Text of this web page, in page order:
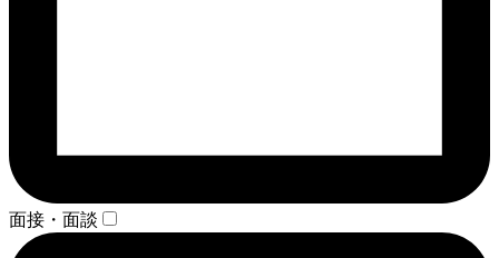
面接・面談